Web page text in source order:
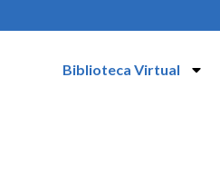
Biblioteca Virtual